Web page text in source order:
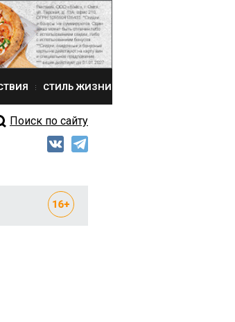
СТИЛЬ ЖИЗНИ
Поиск по сайту